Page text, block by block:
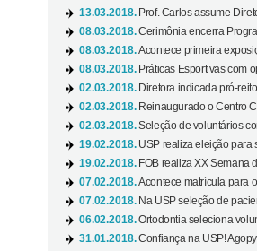
13.03.2018. Prof. Carlos assume
08.03.2018.Cerimônia encerra
08.03.2018.Acontece primeira
08.03.2018. Práticas Esportivas com
02.03.2018. Diretora indicada pró-
02.03.2018. Reinaugurado o Centro
02.03.2018.Seleção de voluntários
19.02.2018. USP realiza eleição para
19.02.2018. FOB realiza XX Semana
07.02.2018.Acontece matrícula para
07.02.2018. Na USP seleção de
06.02.2018.Ortodontia seleciona
31.01.2018.Confiança na USP!